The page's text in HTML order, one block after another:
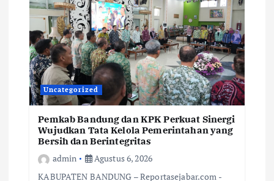
Uncategorized
Pemkab Bandung dan KPK Perkuat Sinergi
Wujudkan Tata Kelola Pemerintahan yang
Bersih dan Berintegritas
admin
Agustus 6, 2026
KABUPATEN BANDUNG – Reportasejabar.com -